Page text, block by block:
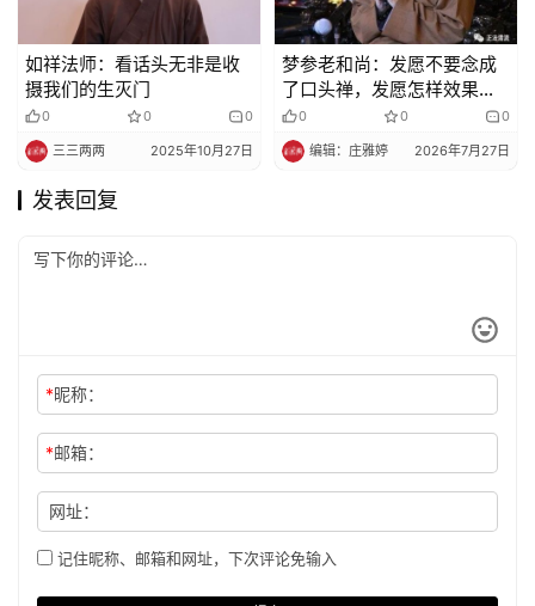
如祥法师：看话头无非是收
摄我们的生灭门
0 0 0
三三两两 2025年10月27日
梦参老和尚：发愿不要念成
了口头禅，发愿怎样效果才
大？
0 0 0
编辑：庄雅婷 2026年7月27日
发表回复
*昵称：
*邮箱：
网址：
记住昵称、邮箱和网址，下次评论免输入